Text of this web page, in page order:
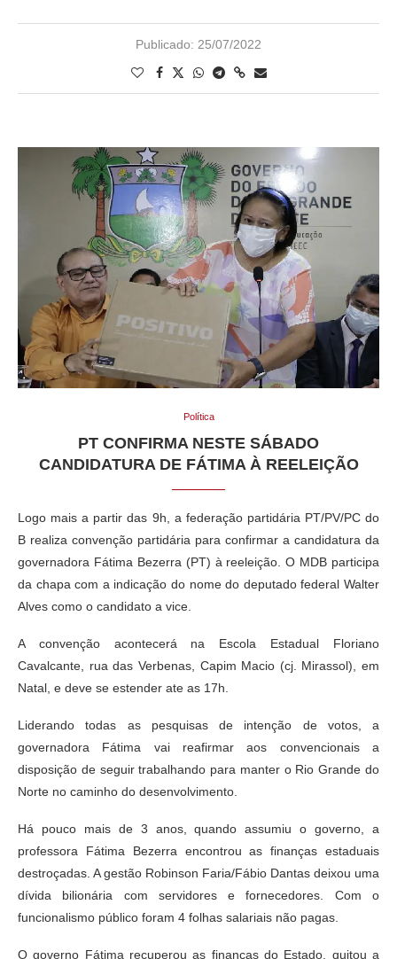
Publicado: 25/07/2022
Política
PT CONFIRMA NESTE SÁBADO
CANDIDATURA DE FÁTIMA À REELEIÇÃO
Logo mais a partir das 9h, a federação partidária PT/PV/PC do
B realiza convenção partidária para confirmar a candidatura da
governadora Fátima Bezerra (PT) à reeleição. O MDB participa
da chapa com a indicação do nome do deputado federal Walter
Alves como o candidato a vice.
A convenção acontecerá na Escola Estadual Floriano
Cavalcante, rua das Verbenas, Capim Macio (cj. Mirassol), em
Natal, e deve se estender ate as 17h.
Liderando todas as pesquisas de intenção de votos, a
governadora Fátima vai reafirmar aos convencionais a
disposição de seguir trabalhando para manter o Rio Grande do
Norte no caminho do desenvolvimento.
Há pouco mais de 3 anos, quando assumiu o governo, a
professora Fátima Bezerra encontrou as finanças estaduais
destroçadas. A gestão Robinson Faria/Fábio Dantas deixou uma
dívida bilionária com servidores e fornecedores. Com o
funcionalismo público foram 4 folhas salariais não pagas.
O governo Fátima recuperou as finanças do Estado, quitou a